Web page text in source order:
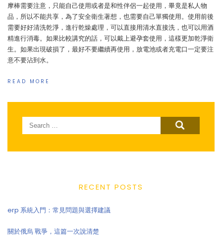
摩棒需要注意，只能自己使用或者是和性伴侶一起使用，畢竟是私人物
品，所以不能共享，為了安全衛生著想，也需要自己單獨使用。使用前後
需要好好清洗乾淨，進行乾燥處理，可以直接用清水直接洗，也可以用酒
精進行消毒。如果比較講究的話，可以戴上避孕套使用，這樣更加乾淨衛
生。如果出現破損了，最好不要繼續再使用，放電池或者充電口一定要注
意不要沾到水。
READ MORE
Search
for:
RECENT POSTS
erp 系統入門：常見問題與選擇建議
關於俄烏 戰爭，這篇一次說清楚